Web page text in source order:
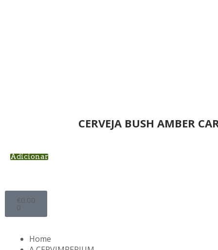
CERVEJA BUSH AMBER
Adicionar
€0.00
0
Home